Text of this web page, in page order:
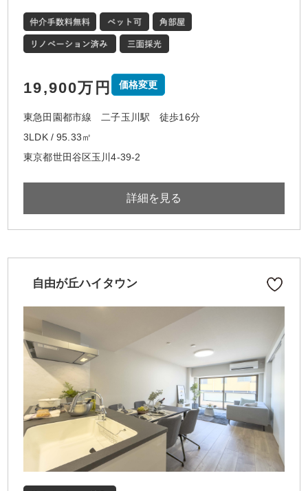
19,900万円 価格変更
東急田園都市線 二子玉川駅 徒歩16分
3LDK / 95.33㎡
東京都世田谷区玉川4-39-2
詳細を見る
自由が丘ハイタウン